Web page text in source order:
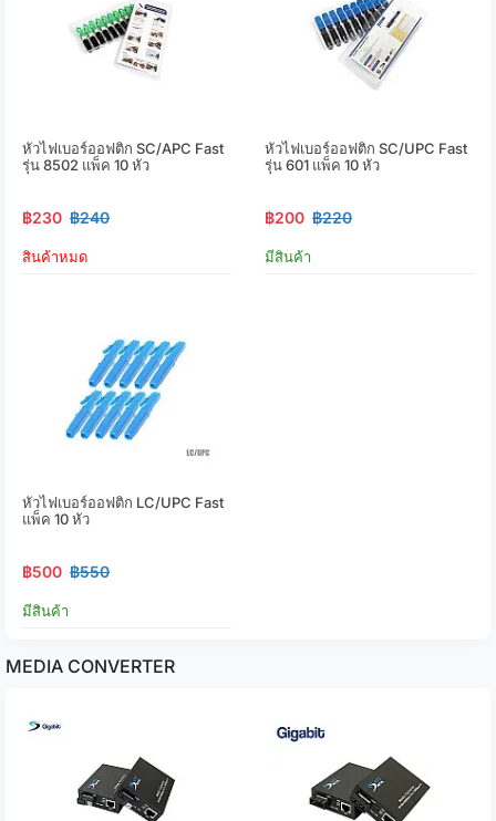
หัวไฟเบอร์ออฟติก SC/APC Fast
รุ่น 8502 แพ็ค 10 หัว
฿230 ฿240
สินค้าหมด
หัวไฟเบอร์ออฟติก SC/UPC Fast
รุ่น 601 แพ็ค 10 หัว
฿200 ฿220
มีสินค้า
หัวไฟเบอร์ออฟติก LC/UPC Fast
แพ็ค 10 หัว
฿500 ฿550
มีสินค้า
MEDIA CONVERTER